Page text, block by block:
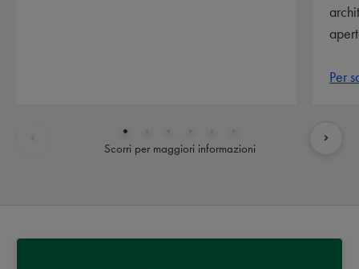
Per
Scorri per maggiori informazioni